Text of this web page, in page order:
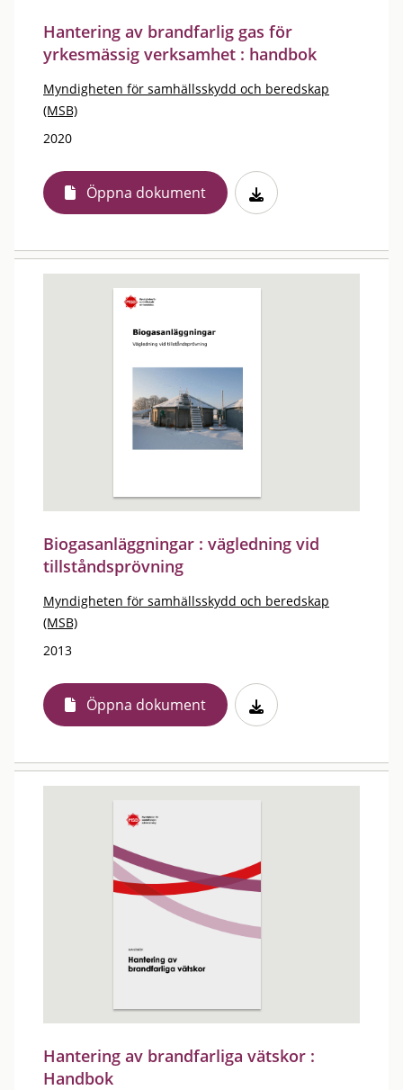
Hantering av brandfarlig gas för
yrkesmässig verksamhet : handbok
Myndigheten för samhällsskydd och beredskap
(MSB)
2020
Öppna dokument
Biogasanläggningar : vägledning vid
tillståndsprövning
Myndigheten för samhällsskydd och beredskap
(MSB)
2013
Öppna dokument
Hantering av brandfarliga vätskor :
Handbok